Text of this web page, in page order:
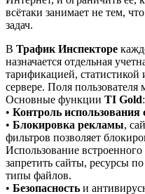
всётаки занимает не тем,
задач.
В Трафик Инспекторе
назначается отдельная
тарификацией,
сервере. Поля
Основные функции TI Gold:
• Контроль использования
• Блокировка рекламы,
фильтров позволяет
Использование
запретить сайты, ресурсы
типы файлов.
• Безопасность и